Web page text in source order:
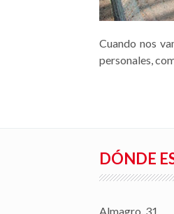
Cuando nos
personales,
DÓNDE
Almagro, 31